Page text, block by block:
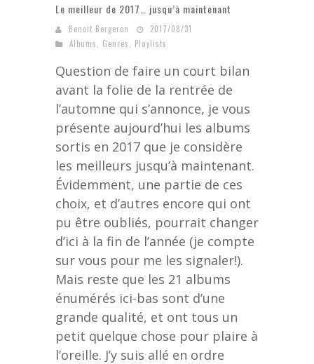
Le meilleur de 2017… jusqu’à maintenant
Benoit Bergeron
2017/08/31
Albums
Genres Playlists
Question de faire un court bilan
avant la folie de la rentrée de
l’automne qui s’annonce, je vous
présente aujourd’hui les albums
sortis en 2017 que je considère
les meilleurs jusqu’à maintenant.
Évidemment, une partie de ces
choix, et d’autres encore qui ont
pu être oubliés, pourrait changer
d’ici à la fin de l’année (je compte
sur vous pour me les signaler!).
Mais reste que les 21 albums
énumérés ici-bas sont d’une
grande qualité, et ont tous un
petit quelque chose pour plaire à
l’oreille. J’y suis allé en ordre